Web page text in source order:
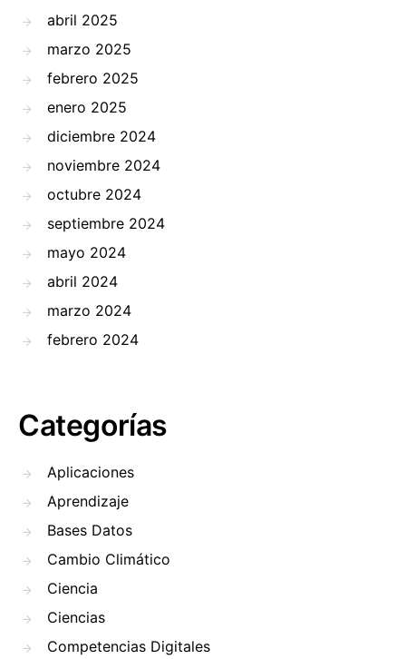
abril 2025
marzo 2025
febrero 2025
enero 2025
diciembre 2024
noviembre 2024
octubre 2024
septiembre 2024
mayo 2024
abril 2024
marzo 2024
febrero 2024
Categorías
Aplicaciones
Aprendizaje
Bases Datos
Cambio Climático
Ciencia
Ciencias
Competencias Digitales